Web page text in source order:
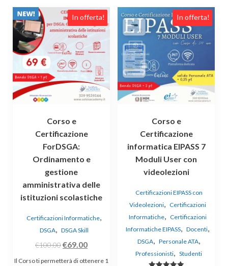
In offerta!
Corso e
Certificazione
ForDSGA:
Ordinamento e
gestione
amministrativa delle
istituzioni scolastiche
Certificazioni Informatiche,
DSGA, DSGA Skill
€100.00Il
prezzo
€69.00Il
prezzo
Il Corso ti permetterà di ottenere 1
In offerta!
Corso e
Certificazione
informatica EIPASS 7
Moduli User con
videolezioni
Certificazioni EIPASS con
Videolezioni, Certificazioni
Informatiche, Certificazioni
Informatiche EIPASS, Docenti,
DSGA, Personale ATA,
Professionisti, Studenti